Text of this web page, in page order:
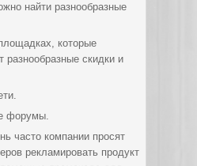
найти разнообразные
которые
разнообразные скидки и
форумы.
часто компании просят
рекламировать продукт